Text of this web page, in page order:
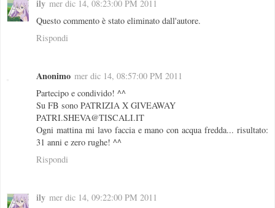
ily mer dic 14, 08:23:00 PM 2011
Questo commento è stato eliminato dall'autore.
Rispondi
Anonimo mer dic 14, 08:57:00 PM 2011
Partecipo e condivido! ^^
Su FB sono PATRIZIA X GIVEAWAY
PATRI.SHEVA@TISCALI.IT
Ogni mattina mi lavo faccia e mano con acqua fredda... risultato:
31 anni e zero rughe! ^^
Rispondi
ily mer dic 14, 09:22:00 PM 2011